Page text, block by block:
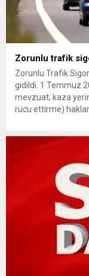
Zorunlu trafik
Zorunlu Trafik
gidildi. 1 Temmuz
mevzuat; kaza
rücu ettirme)
getiriyor. Hazine